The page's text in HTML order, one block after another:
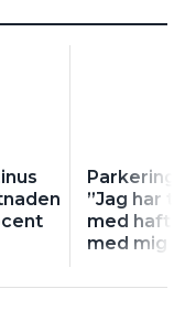
”Jag har
med haft
med mig i